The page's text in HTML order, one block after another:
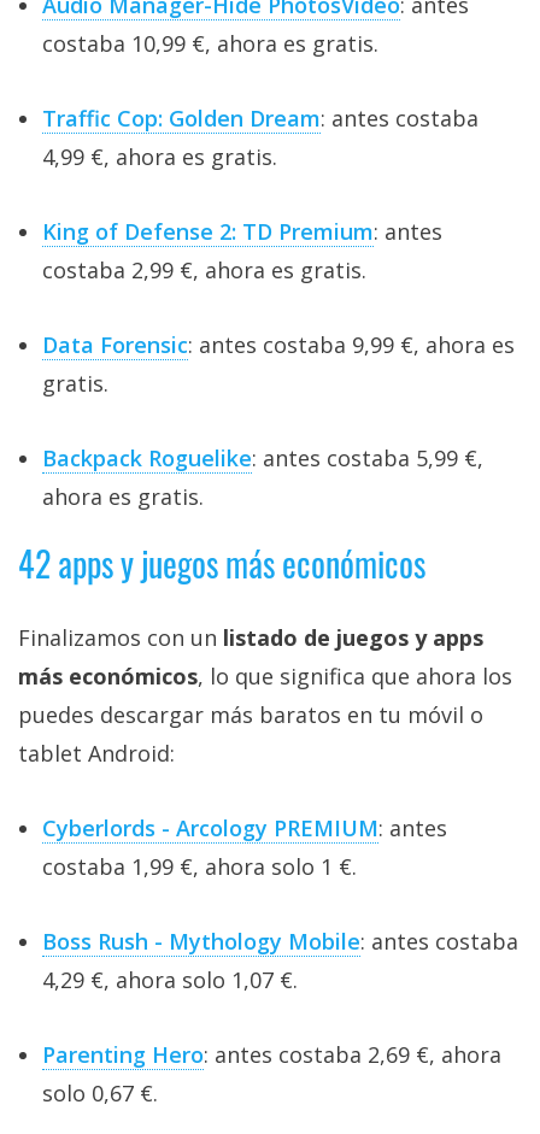
costaba 10,99 €, ahora es gratis.
Traffic Cop: Golden Dream: antes costaba
4,99 €, ahora es gratis.
King of Defense 2: TD Premium: antes
costaba 2,99 €, ahora es gratis.
Data Forensic: antes costaba 9,99 €, ahora es
gratis.
Backpack Roguelike: antes costaba 5,99 €,
ahora es gratis.
42 apps y juegos más económicos
Finalizamos con un listado de juegos y apps
más económicos, lo que significa que ahora los
puedes descargar más baratos en tu móvil o
tablet Android:
Cyberlords - Arcology PREMIUM: antes
costaba 1,99 €, ahora solo 1 €.
Boss Rush - Mythology Mobile: antes costaba
4,29 €, ahora solo 1,07 €.
Parenting Hero: antes costaba 2,69 €, ahora
solo 0,67 €.